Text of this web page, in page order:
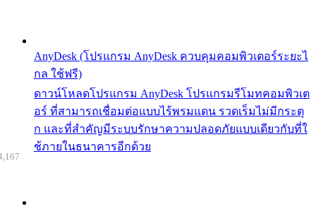
AnyDesk (โปรแกรม AnyDesk ควบคุมคอมพิวเตอร์ระยะไ
กล ใช้ฟรี)
ดาวน์โหลดโปรแกรม AnyDesk โปรแกรมรีโมทคอมพิวเต
อร์ ที่สามารถเชื่อมต่อแบบไร้พรมแดน รวดเร็มไม่มีกระตุ
ก และที่สำคัญมีระบบรักษาความปลอดภัยแบบเดียวกับที่ใ
ช้ภายในธนาคารอีกด้วย